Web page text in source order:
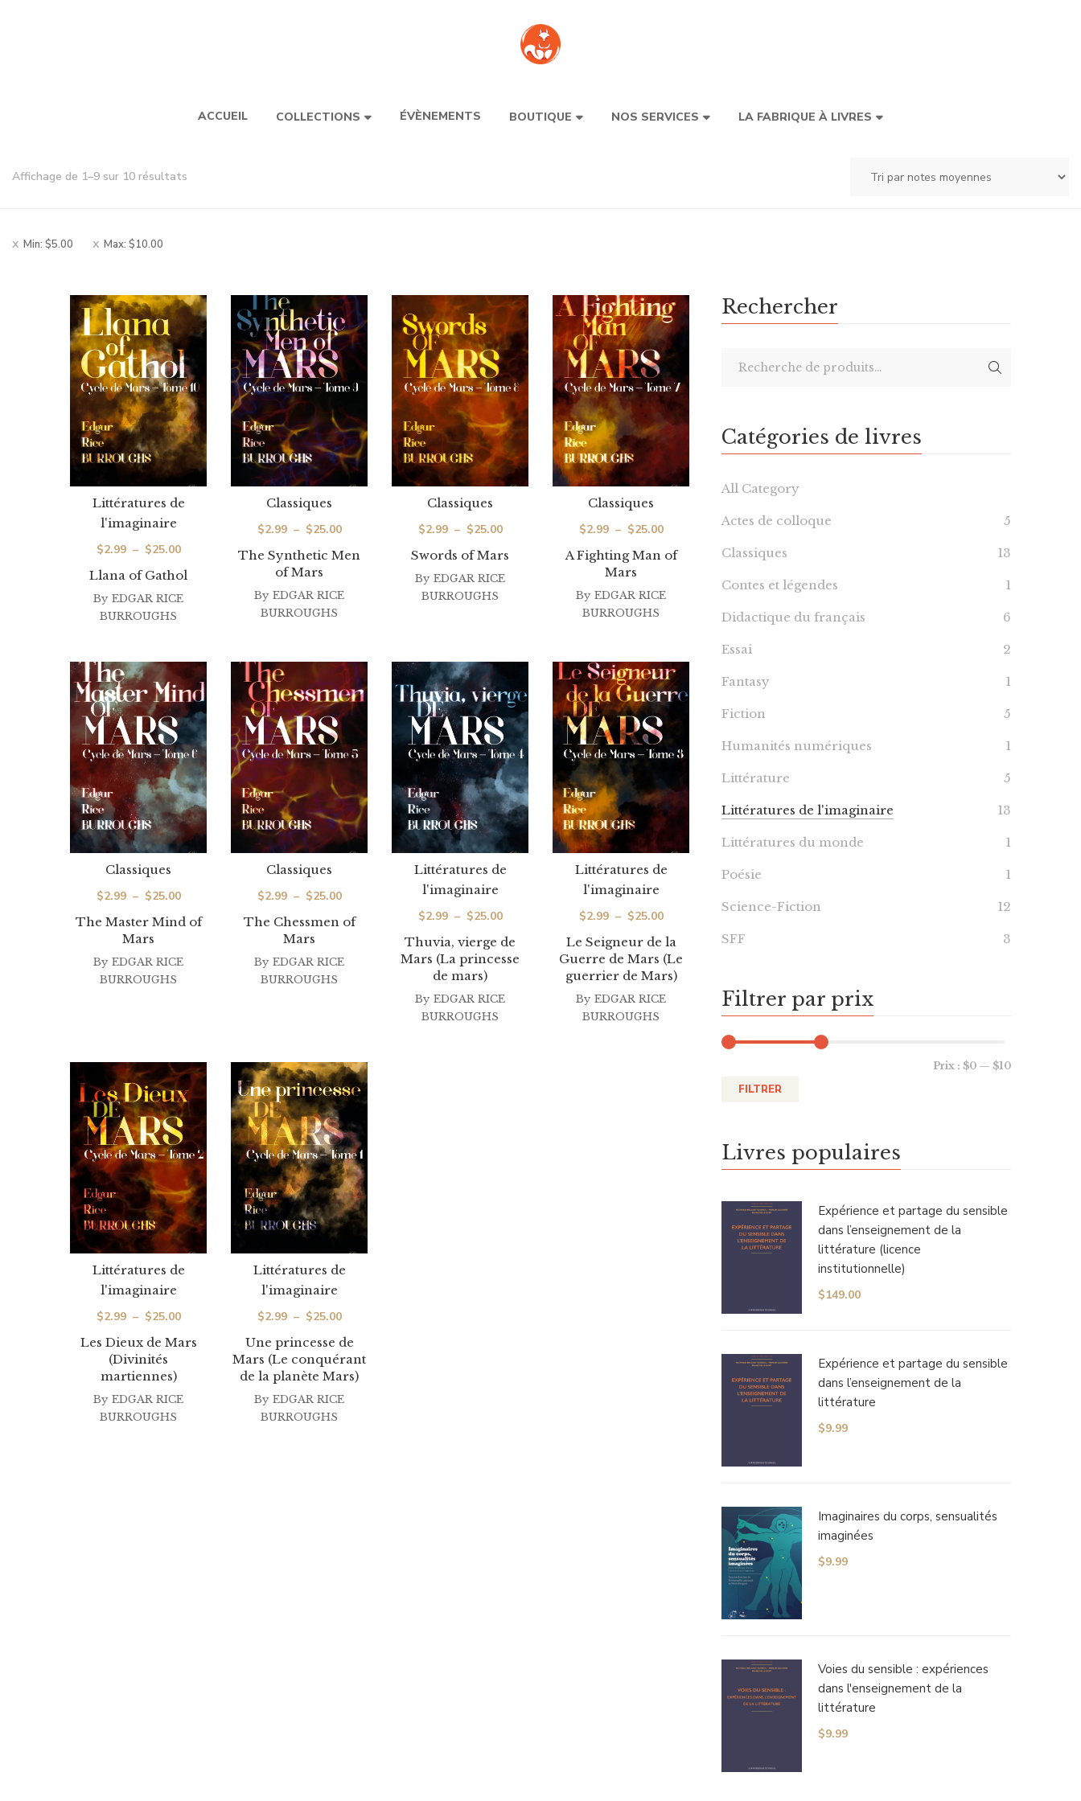
ACCUEIL COLLECTIONS ÉVÈNEMENTS BOUTIQUE NOS SERVICES LA FABRIQUE À LIVRES
Affichage de 1–9 sur 10 résultats
Min: $5.00 Max: $10.00
Llana of Gathol
Littératures de
l'imaginaire
$2.99 – $25.00Plage
de
prix :
$25.00
By EDGAR RICE
BURROUGHS
The Synthetic Men
of Mars
Classiques
$2.99 – $25.00Plage
de
$2.99
By EDGAR RICE
BURROUGHS
Swords of Mars
Classiques
$2.99 – $25.00Plage
de
prix :
By EDGAR RICE
BURROUGHS
A Fighting Man of
Mars
Classiques
$2.99 – $25.00Plage
de
$2.99
By EDGAR RICE
BURROUGHS
The Master Mind of
Mars
Classiques
$2.99 – $25.00Plage
de
$2.99
By EDGAR RICE
BURROUGHS
The Chessmen of
Mars
Classiques
$2.99 – $25.00Plage
de
$2.99
By EDGAR RICE
BURROUGHS
Thuvia, vierge de
Mars (La princesse
de mars)
Littératures de
l'imaginaire
$2.99 – $25.00Plage
de
prix :
à
By EDGAR RICE
BURROUGHS
Le Seigneur de la
Guerre de Mars (Le
guerrier de Mars)
Littératures de
l'imaginaire
$2.99 – $25.00Plage
de
prix :
$2.99
à
By EDGAR RICE
BURROUGHS
Les Dieux de Mars
(Divinités
martiennes)
Littératures de
l'imaginaire
$2.99 – $25.00Plage
de
à
By EDGAR RICE
BURROUGHS
Une princesse de
Mars (Le conquérant
de la planète Mars)
Littératures de
l'imaginaire
$2.99 – $25.00Plage
de
prix :
$2.99
à
By EDGAR RICE
BURROUGHS
Rechercher
Catégories de livres
All Category
Actes de colloque 5
Classiques 13
Contes et légendes 1
Didactique du français 6
Essai 2
Fantasy 1
Fiction 5
Humanités numériques 1
Littérature 5
Littératures de l'imaginaire 13
Littératures du monde 1
Poésie 1
Science-Fiction 12
SFF 3
Filtrer par prix
FILTRER
Prix : $0— $10
Livres populaires
Expérience et partage du sensible
dans l’enseignement de la
littérature (licence
institutionnelle)
$149.00
Expérience et partage du sensible
dans l’enseignement de la
littérature
$9.99
Imaginaires du corps, sensualités
imaginées
$9.99
Voies du sensible : expériences
dans l'enseignement de la
littérature
$9.99